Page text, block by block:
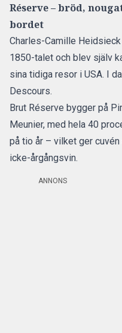
Réserve – bröd,
bordet
Charles-Camille
1850-talet och blev själv
sina tidiga resor i USA. I
Descours.
Brut Réserve bygger på
Meunier, med hela 40
på tio år – vilket ger
icke-årgångsvin.
ANNONS